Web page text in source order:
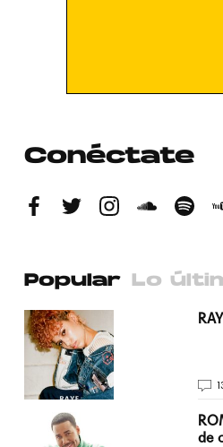
Conéctate
Popular Lo
de